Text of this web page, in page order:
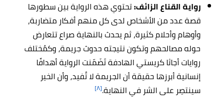
رواية القناع الزائف:تحتوي هذه الرواية بين سطورها
قصة عدد من الأشخاص لدى كل منهم أفكار متضاربة،
وأوهام وأحلام كثيرة، ثم يحدث بالنهاية صراع تتعارض
حوله مصالحهم وتكون نتيجته حدوث جريمة، وكمُختلف
روايات أجاثا كريستي الهادفة تَضَمّنت الرواية أهدافًا
إنسانية أبرزها حقيقة أن الجريمة لا تُفيد، وأن الخير
سينتصِر على الشر في النهاية.[٨]